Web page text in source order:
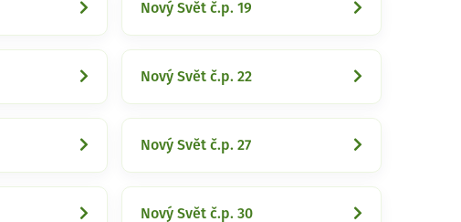
Nový Svět č.p. 19
Nový Svět č.p. 22
Nový Svět č.p. 27
Nový Svět č.p. 30